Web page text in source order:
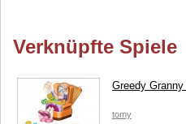
Verknüpfte Spiele
Greedy
tomy